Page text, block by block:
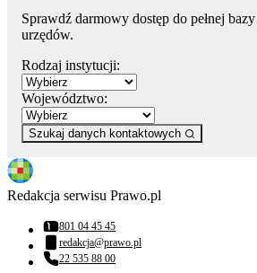
Sprawdź darmowy dostęp do pełnej
urzędów.
Rodzaj instytucji:
Województwo:
Szukaj danych kontaktowych
Redakcja serwisu Prawo.pl
Numer telefonu:
801 04 45 45
Adres email:
redakcja@prawo.pl
Numer telefonu:
22 535 88 00